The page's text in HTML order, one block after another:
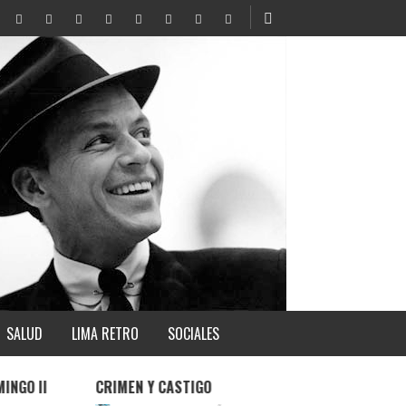
SALUD LIMA RETRO SOCIALES
CRIMEN Y CASTIGO